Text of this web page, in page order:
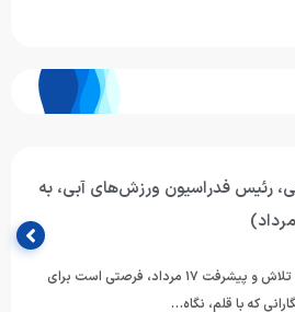
رئیس فدراسیون ورزش‌های آبی، به
خبرنگاران؛ راویان آب، روایتگران تلاش و پیشرفت ۱۷ مرداد، فرصتی است برای
که با قلم، نگاه…